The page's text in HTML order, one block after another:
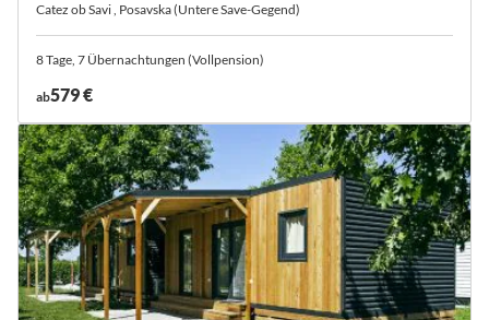
Catez ob Savi , Posavska (Untere Save-Gegend)
8 Tage, 7 Übernachtungen (Vollpension)
ab579 €